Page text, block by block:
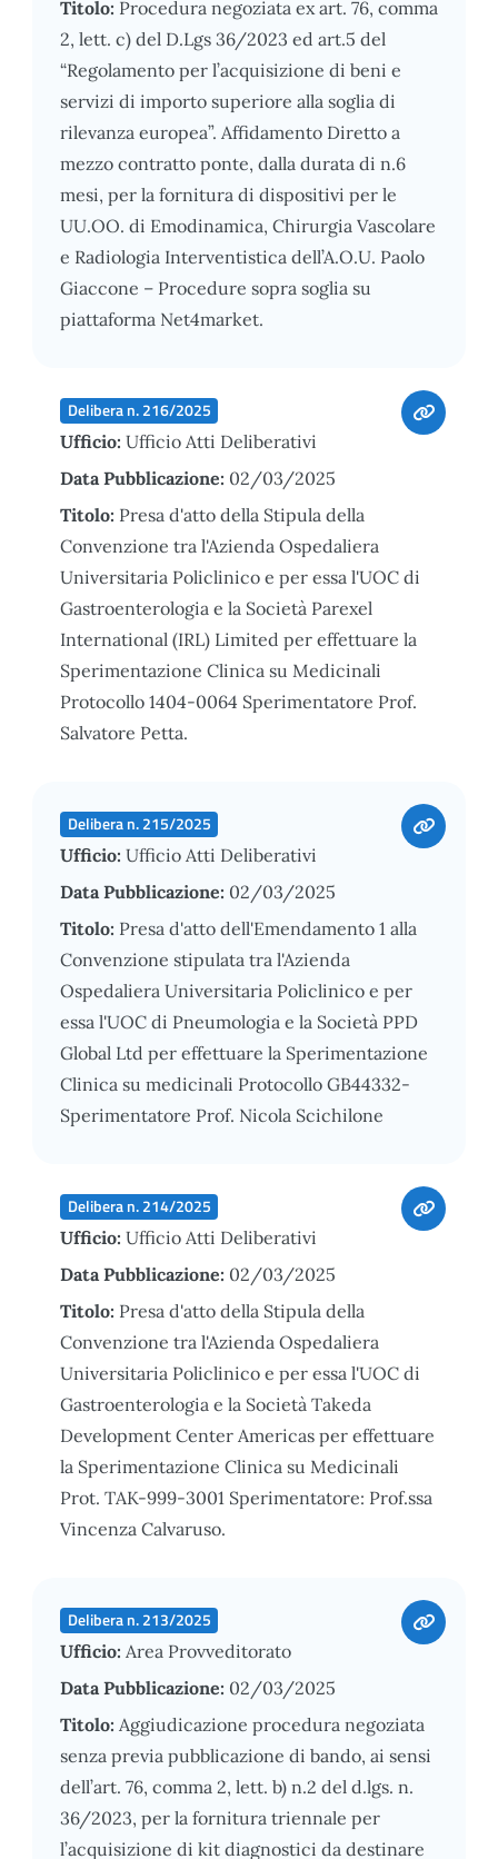
Titolo: Procedura negoziata ex art. 76, comma
2, lett. c) del D.Lgs 36/2023 ed art.5 del
“Regolamento per l’acquisizione di beni e
servizi di importo superiore alla soglia di
rilevanza europea”. Affidamento Diretto a
mezzo contratto ponte, dalla durata di n.6
mesi, per la fornitura di dispositivi per le
UU.OO. di Emodinamica, Chirurgia Vascolare
e Radiologia Interventistica dell’A.O.U. Paolo
Giaccone – Procedure sopra soglia su
piattaforma Net4market.
Delibera n. 216/2025
Ufficio: Ufficio Atti Deliberativi
Data Pubblicazione: 02/03/2025
Titolo: Presa d'atto della Stipula della
Convenzione tra l'Azienda Ospedaliera
Universitaria Policlinico e per essa l'UOC di
Gastroenterologia e la Società Parexel
International (IRL) Limited per effettuare la
Sperimentazione Clinica su Medicinali
Protocollo 1404-0064 Sperimentatore Prof.
Salvatore Petta.
Delibera n. 215/2025
Ufficio: Ufficio Atti Deliberativi
Data Pubblicazione: 02/03/2025
Titolo: Presa d'atto dell'Emendamento 1 alla
Convenzione stipulata tra l'Azienda
Ospedaliera Universitaria Policlinico e per
essa l'UOC di Pneumologia e la Società PPD
Global Ltd per effettuare la Sperimentazione
Clinica su medicinali Protocollo GB44332-
Sperimentatore Prof. Nicola Scichilone
Delibera n. 214/2025
Ufficio: Ufficio Atti Deliberativi
Data Pubblicazione: 02/03/2025
Titolo: Presa d'atto della Stipula della
Convenzione tra l'Azienda Ospedaliera
Universitaria Policlinico e per essa l'UOC di
Gastroenterologia e la Società Takeda
Development Center Americas per effettuare
la Sperimentazione Clinica su Medicinali
Prot. TAK-999-3001 Sperimentatore: Prof.ssa
Vincenza Calvaruso.
Delibera n. 213/2025
Ufficio: Area Provveditorato
Data Pubblicazione: 02/03/2025
Titolo: Aggiudicazione procedura negoziata
senza previa pubblicazione di bando, ai sensi
dell’art. 76, comma 2, lett. b) n.2 del d.lgs. n.
36/2023, per la fornitura triennale per
l’acquisizione di kit diagnostici da destinare